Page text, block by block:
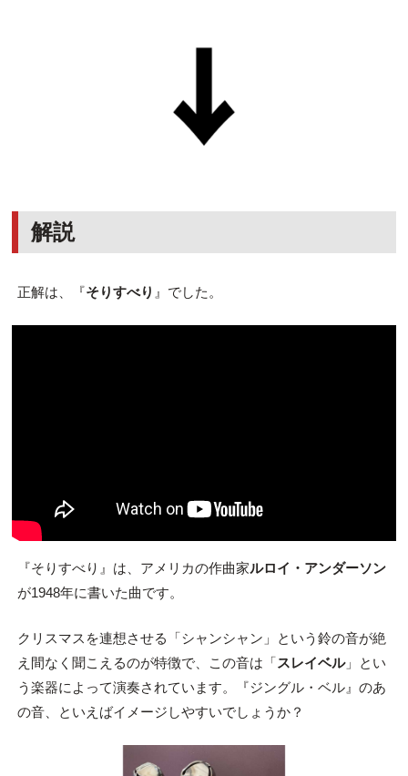
解説
正解は、『そりすべり 』でした。
『そりすべり』は、アメリカの作曲家ルロイ・アンダーソン
が1948年に書いた曲です。
クリスマスを連想させる「シャンシャン」という鈴の音が絶
え間なく聞こえるのが特徴で、この音は「スレイベル」とい
う楽器によって演奏されています。『ジングル・ベル』のあ
の音、といえばイメージしやすいでしょうか？